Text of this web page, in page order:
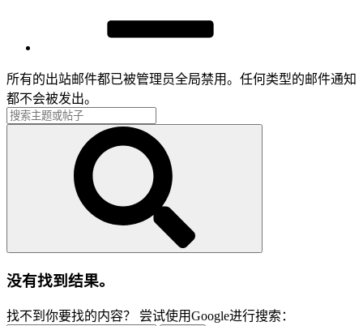
所有的出站邮件都已被管理员全局禁用。任何类型的邮件通知
都不会被发出。
没有找到结果。
找不到你要找的内容？ 尝试使用Google进行搜索：